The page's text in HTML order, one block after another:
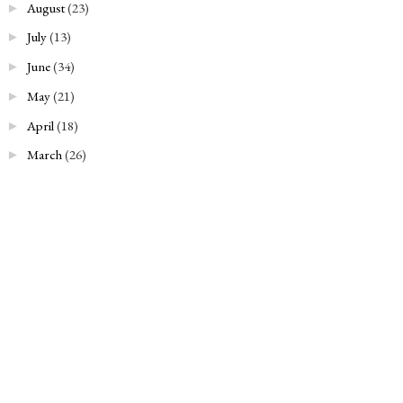
► August(23)
► July(13)
► June(34)
► May(21)
► April (18)
► March(26)